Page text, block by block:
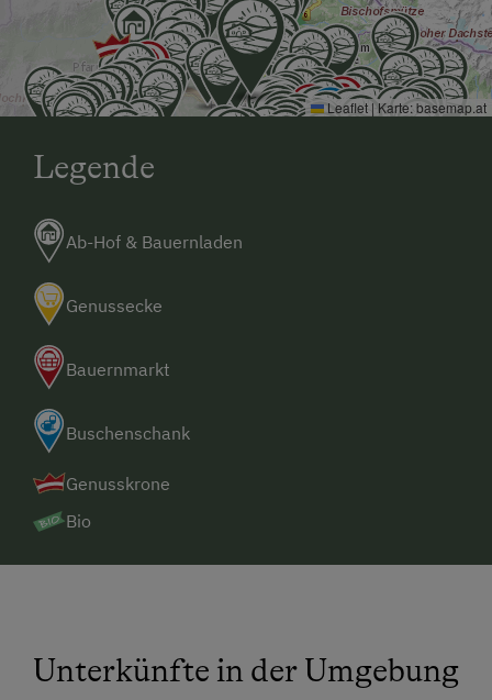
Leaflet | Karte:basemap.at
Legende
Ab-Hof & Bauernladen
Genussecke
Bauernmarkt
Buschenschank
Genusskrone
Bio
Unterkünfte in der Umgebung